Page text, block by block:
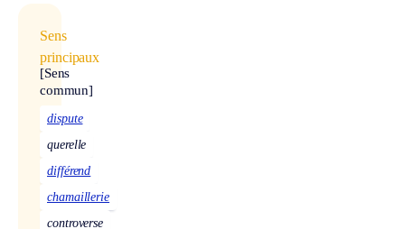
Sens
principaux
[Sens
commun]
dispute
querelle
différend
chamaillerie
controverse